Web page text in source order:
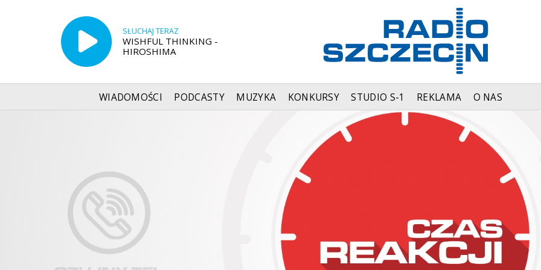
SŁUCHAJ TERAZ
WISHFUL THINKING -
HIROSHIMA
WIADOMOŚCI PODCASTY MUZYKA KONKURSY STUDIO S-1 REKLAMA O NAS